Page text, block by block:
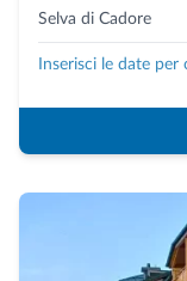
Selva di Cadore
Inserisci le date